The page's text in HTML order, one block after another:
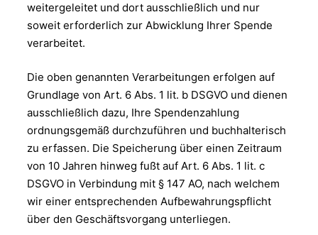
weitergeleitet und dort ausschließlich und nur
soweit erforderlich zur Abwicklung Ihrer Spende
verarbeitet.
Die oben genannten Verarbeitungen erfolgen auf
Grundlage von Art. 6 Abs. 1 lit. b DSGVO und dienen
ausschließlich dazu, Ihre Spendenzahlung
ordnungsgemäß durchzuführen und buchhalterisch
zu erfassen. Die Speicherung über einen Zeitraum
von 10 Jahren hinweg fußt auf Art. 6 Abs. 1 lit. c
DSGVO in Verbindung mit § 147 AO, nach welchem
wir einer entsprechenden Aufbewahrungspflicht
über den Geschäftsvorgang unterliegen.